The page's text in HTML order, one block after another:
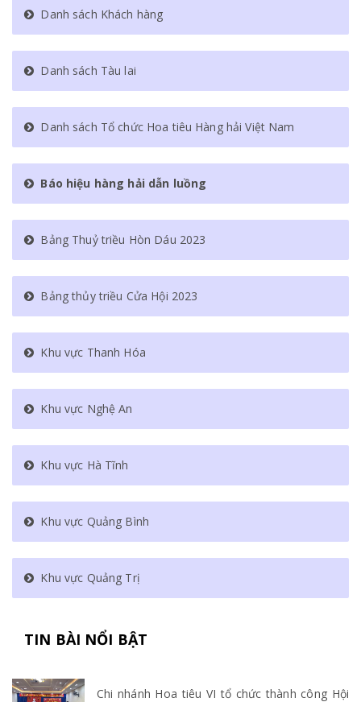
Danh sách Khách hàng
Danh sách Tàu lai
Danh sách Tổ chức Hoa tiêu Hàng hải Việt Nam
Báo hiệu hàng hải dẫn luồng
Bảng Thuỷ triều Hòn Dáu 2023
Bảng thủy triều Cửa Hội 2023
Khu vực Thanh Hóa
Khu vực Nghệ An
Khu vực Hà Tĩnh
Khu vực Quảng Bình
Khu vực Quảng Trị
TIN BÀI NỔI BẬT
Chi nhánh Hoa tiêu VI tổ chức thành công Hội